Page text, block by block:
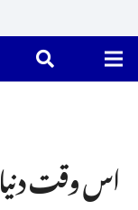
اس وقت